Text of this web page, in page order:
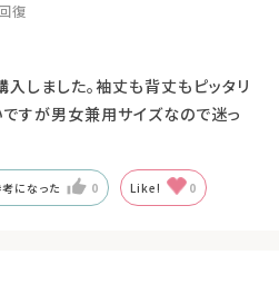
復
しました。袖丈も背丈もピッタリ
すが男女兼用サイズなので迷っ
になった 0 Like! 0